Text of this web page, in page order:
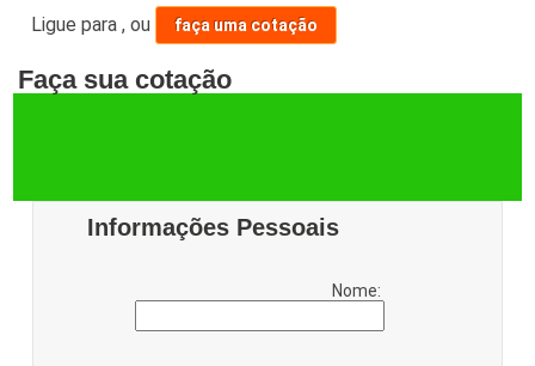
Ligue para,ou faça uma cotação
Faça sua cotação
Informações Pessoais
Nome: